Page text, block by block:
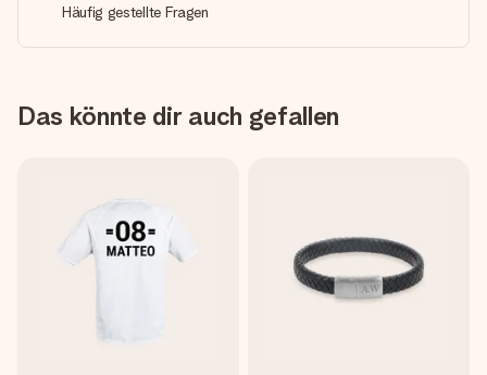
Häufig gestellte Fragen
Das könnte dir auch gefallen